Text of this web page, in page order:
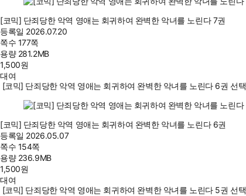
[코믹] 단죄당한 악역 영애는 회귀하여 완벽한 악녀를 노린다 7권
등록일 2026.07.20
쪽수 177쪽
용량 281.2MB
1,500원
대여
[코믹] 단죄당한 악역 영애는 회귀하여 완벽한 악녀를 노린다 6권 선택
[코믹] 단죄당한 악역 영애는 회귀하여 완벽한 악녀를 노린다 6권
등록일 2026.05.07
쪽수 154쪽
용량 236.9MB
1,500원
대여
[코믹] 단죄당한 악역 영애는 회귀하여 완벽한 악녀를 노린다 5권 선택